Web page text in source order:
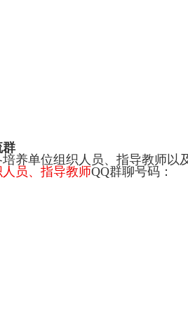
群
培养单位组织人员、指导教师以
员、指导教师QQ群聊号码：